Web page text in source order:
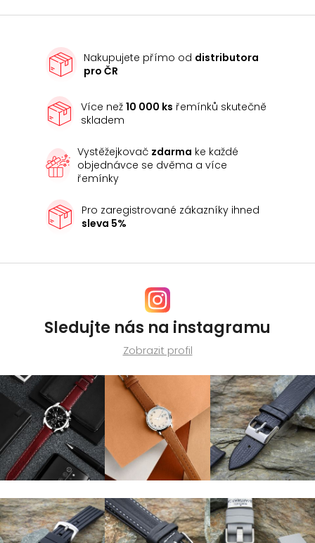
Nakupujete přímo od distributora
pro ČR
Více než10 000 ks řemínků skutečně
skladem
Vystěžejkovač zdarma ke každé
objednávce se dvěma a více
řemínky
Pro zaregistrované zákazníky ihned
sleva 5%
Sledujte nás na instagramu
Zobrazit profil